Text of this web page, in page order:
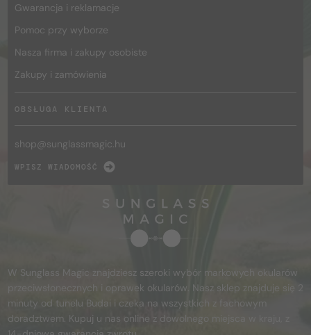
Gwarancja i reklamacje
Pomoc przy wyborze
Nasza firma i zakupy osobiste
Zakupy i zamówienia
OBSŁUGA KLIENTA
shop@sunglassmagic.hu
WPISZ WIADOMOŚĆ
W Sunglass Magic znajdziesz szeroki wybór markowych okularów
przeciwsłonecznych i oprawek okularów. Nasz sklep znajduje się 2
minuty od tunelu Budai i czeka na wszystkich z fachowym
doradztwem. Kupuj u nas online z dowolnego miejsca w kraju, z